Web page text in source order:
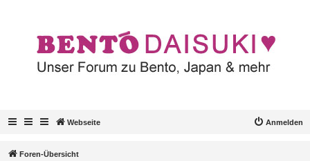
Webseite Anmelden
Foren-Übersicht